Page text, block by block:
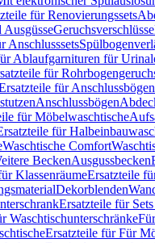
für Renovierungssets
Geruchsverschlüsse
Anschlusssets
Ablaufgarnituren für
für
für Anschlussbögen
Anschlussbögen
für Möbelwaschtische
für
Waschtische Comfort
BeckenAusgussbecken
KlassenräumeErsatzteile
Dekorblenden
Ersatzteile für
Waschtischunterschränke
Ersatzteile für Für